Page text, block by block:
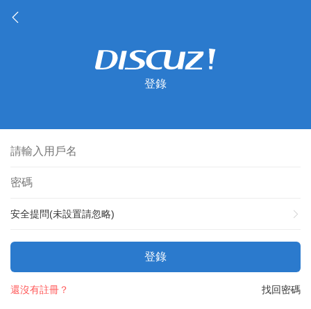
登錄
安全提問(未設置請忽略)
登錄
找回密碼
還沒有註冊？